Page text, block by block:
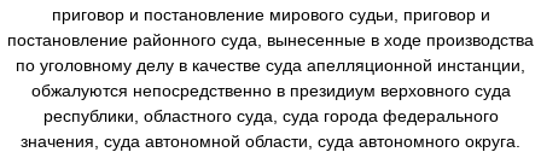
приговор и постановление мирового судьи, приговор и
постановление районного суда, вынесенные в ходе производства
по уголовному делу в качестве суда апелляционной инстанции,
обжалуются непосредственно в президиум верховного суда
республики, областного суда, суда города федерального
значения, суда автономной области, суда автономного округа.